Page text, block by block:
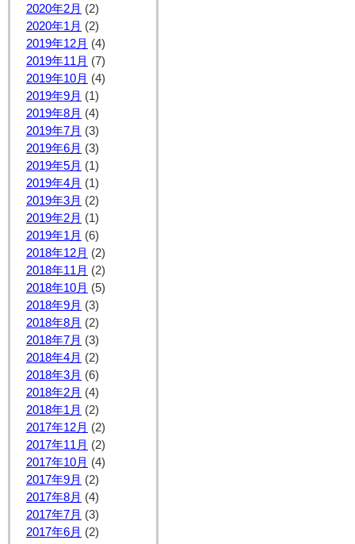
2020年2月 (2)
2020年1月 (2)
2019年12月 (4)
2019年11月 (7)
2019年10月 (4)
2019年9月 (1)
2019年8月 (4)
2019年7月 (3)
2019年6月 (3)
2019年5月 (1)
2019年4月 (1)
2019年3月 (2)
2019年2月 (1)
2019年1月 (6)
2018年12月 (2)
2018年11月 (2)
2018年10月 (5)
2018年9月 (3)
2018年8月 (2)
2018年7月 (3)
2018年4月 (2)
2018年3月 (6)
2018年2月 (4)
2018年1月 (2)
2017年12月 (2)
2017年11月 (2)
2017年10月 (4)
2017年9月 (2)
2017年8月 (4)
2017年7月 (3)
2017年6月 (2)